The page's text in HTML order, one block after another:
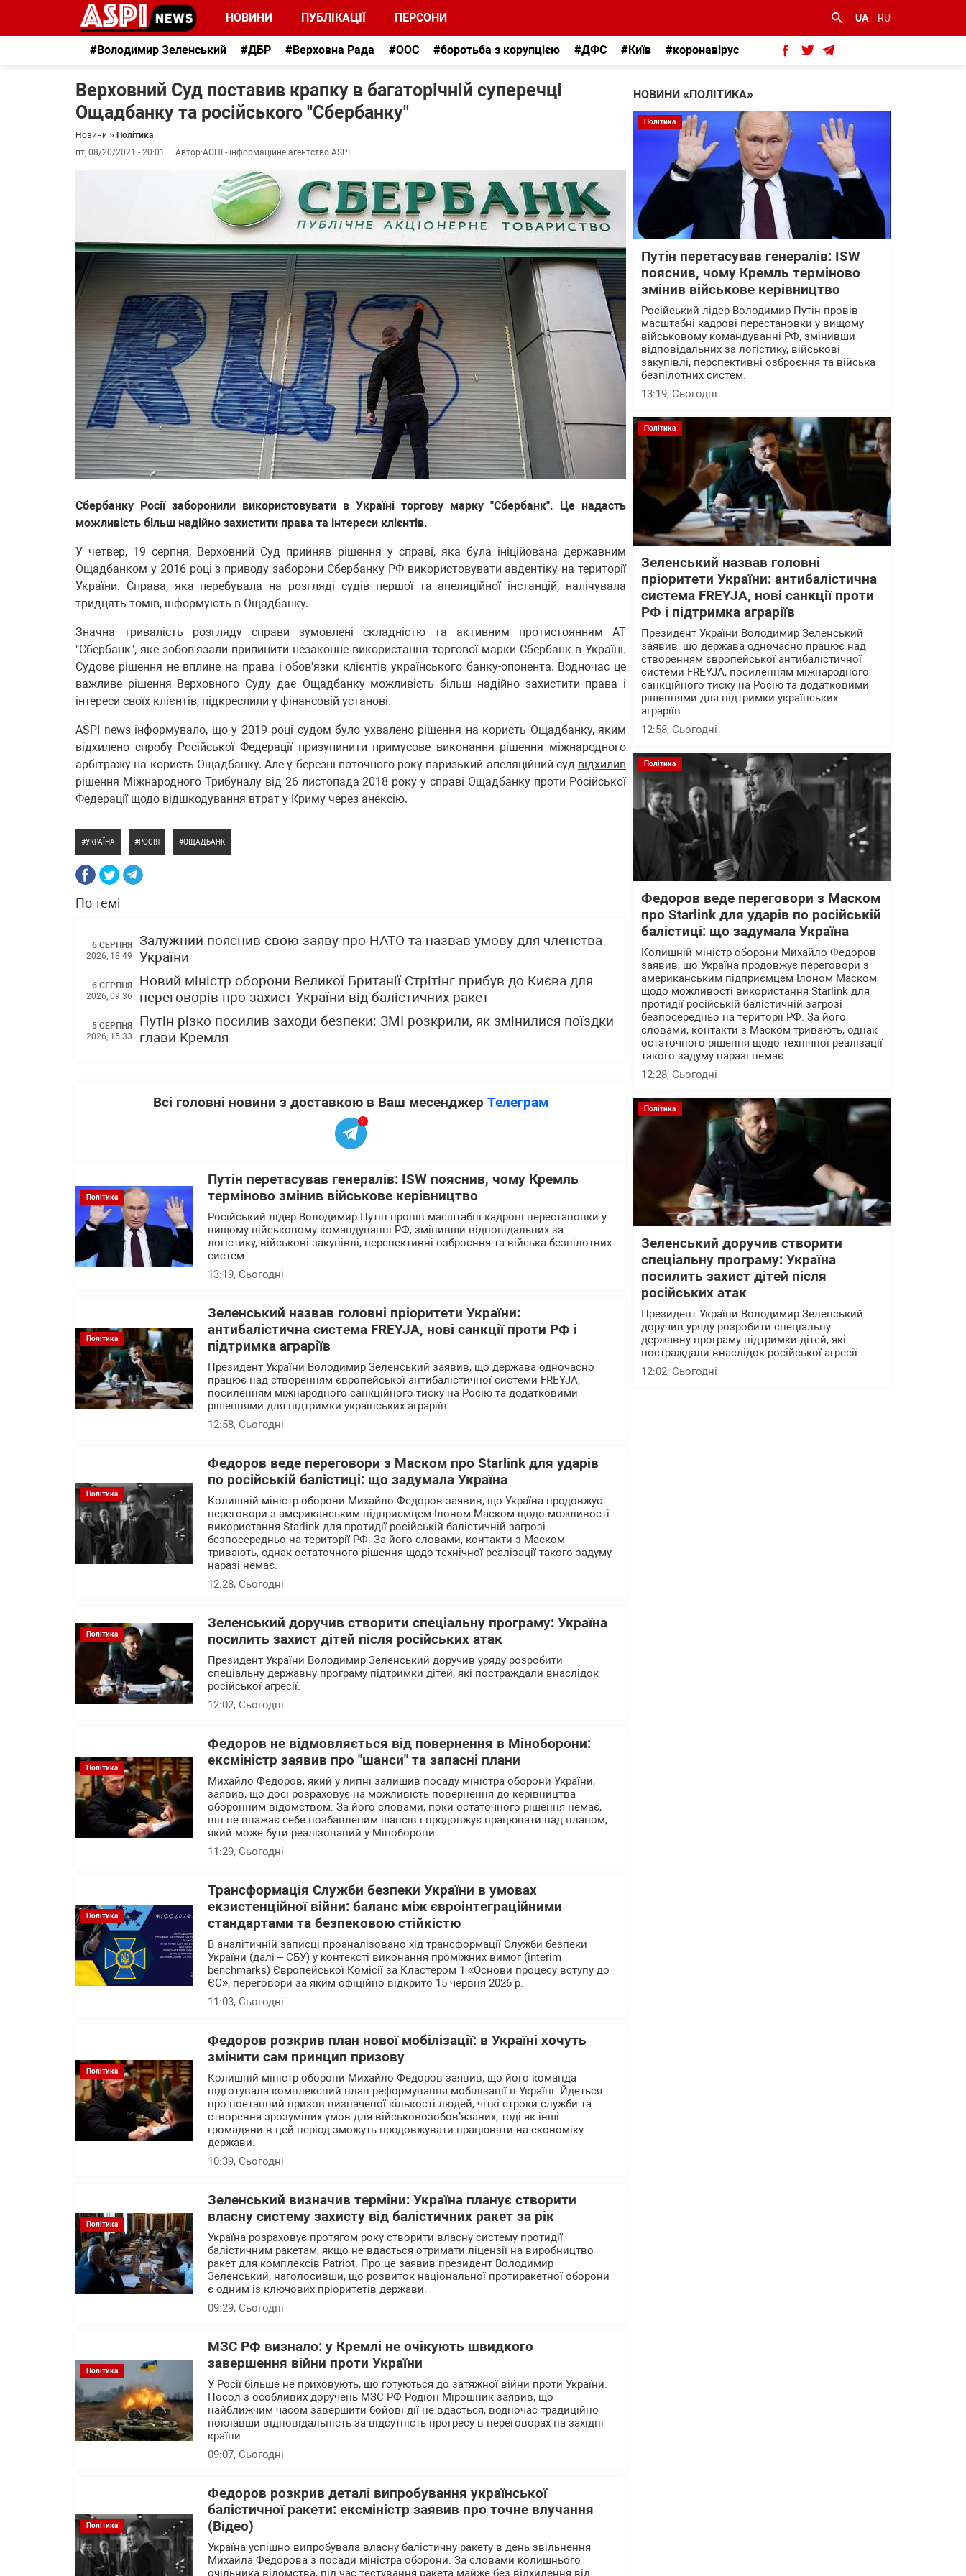
НОВИНИ ПУБЛІКАЦІЇ ПЕРСОНИ UA RU
#Володимир Зеленський #ДБР #Верховна Рада #ООС #боротьба з корупцією #ДФС #Київ #коронавірус
Верховний Суд поставив крапку в багаторічній суперечці
Ощадбанку та російського "Сбербанку"
Новини » Політика
пт, 08/20/2021 - 20:01
Автор:АСПІ - інформаційне агентство ASPI
Сбербанку Росії заборонили використовувати в Україні торгову марку "Сбербанк". Це надасть
можливість більш надійно захистити права та інтереси клієнтів.
У четвер, 19 серпня, Верховний Суд прийняв рішення у справі, яка була ініційована державним
Ощадбанком у 2016 році з приводу заборони Сбербанку РФ використовувати авдентіку на території
України. Справа, яка перебувала на розгляді судів першої та апеляційної інстанцій, налічувала
тридцять томів, інформують в Ощадбанку.
Значна тривалість розгляду справи зумовлені складністю та активним протистоянням АТ
"Сбербанк", яке зобов'язали припинити незаконне використання торгової марки Сбербанк в Україні.
Судове рішення не вплине на права і обов'язки клієнтів українського банку-опонента. Водночас це
важливе рішення Верховного Суду дає Ощадбанку можливість більш надійно захистити права і
інтереси своїх клієнтів, підкреслили у фінансовій установі.
ASPI news інформувало, що у 2019 році судом було ухвалено рішення на користь Ощадбанку, яким
відхилено спробу Російської Федерації призупинити примусове виконання рішення міжнародного
арбітражу на користь Ощадбанку. Але у березні поточного року паризький апеляційний суд відхилив
рішення Міжнародного Трибуналу від 26 листопада 2018 року у справі Ощадбанку проти Російської
Федерації щодо відшкодування втрат у Криму через анексію.
УКРАЇНА РОСІЯ ОЩАДБАНК
По темі
6 СЕРПНЯ
2026, 18:49
Залужний пояснив свою заяву про НАТО та назвав умову для членства
України
6 СЕРПНЯ
2026, 09:36
Новий міністр оборони Великої Британії Стрітінг прибув до Києва для
переговорів про захист України від балістичних ракет
5 СЕРПНЯ
2026, 15:33
Путін різко посилив заходи безпеки: ЗМІ розкрили, як змінилися поїздки
глави Кремля
Всі головні новини з доставкою в Ваш месенджер Телеграм
2
Політика
Путін перетасував генералів: ISW пояснив, чому Кремль
терміново змінив військове керівництво
Російський лідер Володимир Путін провів масштабні кадрові перестановки у
вищому військовому командуванні РФ, змінивши відповідальних за
логістику, військові закупівлі, перспективні озброєння та війська безпілотних
систем.
13:19, Сьогодні
Політика
Зеленський назвав головні пріоритети України:
антибалістична система FREYJA, нові санкції проти РФ і
підтримка аграріїв
Президент України Володимир Зеленський заявив, що держава одночасно
працює над створенням європейської антибалістичної системи FREYJA,
посиленням міжнародного санкційного тиску на Росію та додатковими
рішеннями для підтримки українських аграріїв.
12:58, Сьогодні
Політика
Федоров веде переговори з Маском про Starlink для ударів
по російській балістиці: що задумала Україна
Колишній міністр оборони Михайло Федоров заявив, що Україна продовжує
переговори з американським підприємцем Ілоном Маском щодо можливості
використання Starlink для протидії російській балістичній загрозі
безпосередньо на території РФ. За його словами, контакти з Маском
тривають, однак остаточного рішення щодо технічної реалізації такого задуму
наразі немає.
12:28, Сьогодні
Політика
Зеленський доручив створити спеціальну програму: Україна
посилить захист дітей після російських атак
Президент України Володимир Зеленський доручив уряду розробити
спеціальну державну програму підтримки дітей, які постраждали внаслідок
російської агресії.
12:02, Сьогодні
Політика
Федоров не відмовляється від повернення в Міноборони:
ексміністр заявив про "шанси" та запасні плани
Михайло Федоров, який у липні залишив посаду міністра оборони України,
заявив, що досі розраховує на можливість повернення до керівництва
оборонним відомством. За його словами, поки остаточного рішення немає,
він не вважає себе позбавленим шансів і продовжує працювати над планом,
який може бути реалізований у Міноборони.
11:29, Сьогодні
Політика
Трансформація Служби безпеки України в умовах
екзистенційної війни: баланс між євроінтеграційними
стандартами та безпековою стійкістю
В аналітичній записці проаналізовано хід трансформації Служби безпеки
України (далі – СБУ) у контексті виконання проміжних вимог (interim
benchmarks) Європейської Комісії за Кластером 1 «Основи процесу вступу до
ЄС», переговори за яким офіційно відкрито 15 червня 2026 р.
11:03, Сьогодні
Політика
Федоров розкрив план нової мобілізації: в Україні хочуть
змінити сам принцип призову
Колишній міністр оборони Михайло Федоров заявив, що його команда
підготувала комплексний план реформування мобілізації в Україні. Йдеться
про поетапний призов визначеної кількості людей, чіткі строки служби та
створення зрозумілих умов для військовозобов’язаних, тоді як інші
громадяни в цей період зможуть продовжувати працювати на економіку
держави.
10:39, Сьогодні
Політика
Зеленський визначив терміни: Україна планує створити
власну систему захисту від балістичних ракет за рік
Україна розраховує протягом року створити власну систему протидії
балістичним ракетам, якщо не вдасться отримати ліцензії на виробництво
ракет для комплексів Patriot. Про це заявив президент Володимир
Зеленський, наголосивши, що розвиток національної протиракетної оборони
є одним із ключових пріоритетів держави.
09:29, Сьогодні
Політика
МЗС РФ визнало: у Кремлі не очікують швидкого
завершення війни проти України
У Росії більше не приховують, що готуються до затяжної війни проти України.
Посол з особливих доручень МЗС РФ Родіон Мірошник заявив, що
найближчим часом завершити бойові дії не вдасться, водночас традиційно
поклавши відповідальність за відсутність прогресу в переговорах на західні
країни.
09:07, Сьогодні
Політика
Федоров розкрив деталі випробування української
балістичної ракети: ексміністр заявив про точне влучання
(Відео)
Україна успішно випробувала власну балістичну ракету в день звільнення
Михайла Федорова з посади міністра оборони. За словами колишнього
очільника відомства, під час тестування ракета майже без відхилення від
НОВИНИ «ПОЛІТИКА»
Політика
Путін перетасував генералів: ISW
пояснив, чому Кремль терміново
змінив військове керівництво
Російський лідер Володимир Путін провів
масштабні кадрові перестановки у вищому
військовому командуванні РФ, змінивши
відповідальних за логістику, військові
закупівлі, перспективні озброєння та війська
безпілотних систем.
13:19, Сьогодні
Політика
Зеленський назвав головні
пріоритети України: антибалістична
система FREYJA, нові санкції проти
РФ і підтримка аграріїв
Президент України Володимир Зеленський
заявив, що держава одночасно працює над
створенням європейської антибалістичної
системи FREYJA, посиленням міжнародного
санкційного тиску на Росію та додатковими
рішеннями для підтримки українських
аграріїв.
12:58, Сьогодні
Політика
Федоров веде переговори з Маском
про Starlink для ударів по російській
балістиці: що задумала Україна
Колишній міністр оборони Михайло Федоров
заявив, що Україна продовжує переговори з
американським підприємцем Ілоном Маском
щодо можливості використання Starlink для
протидії російській балістичній загрозі
безпосередньо на території РФ. За його
словами, контакти з Маском тривають, однак
остаточного рішення щодо технічної реалізації
такого задуму наразі немає.
12:28, Сьогодні
Політика
Зеленський доручив створити
спеціальну програму: Україна
посилить захист дітей після
російських атак
Президент України Володимир Зеленський
доручив уряду розробити спеціальну
державну програму підтримки дітей, які
постраждали внаслідок російської агресії.
12:02, Сьогодні